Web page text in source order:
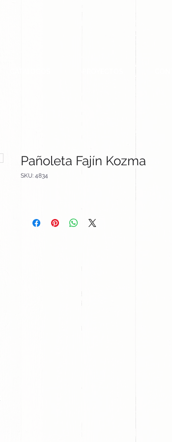
Pañoleta Fajín Kozma
SKU: 4834